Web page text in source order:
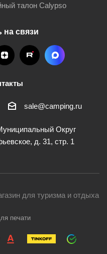
талон Calypso
на связи
sale@camping.ru
Округ
д. 31, стр. 1
для туризма и отдыха
печати